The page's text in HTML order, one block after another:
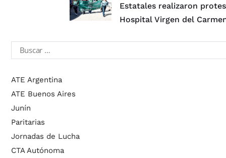
Estatales realizaron
Hospital Virgen del
ATE Argentina
ATE Buenos Aires
Junín
Paritarias
Jornadas de Lucha
CTA Autónoma